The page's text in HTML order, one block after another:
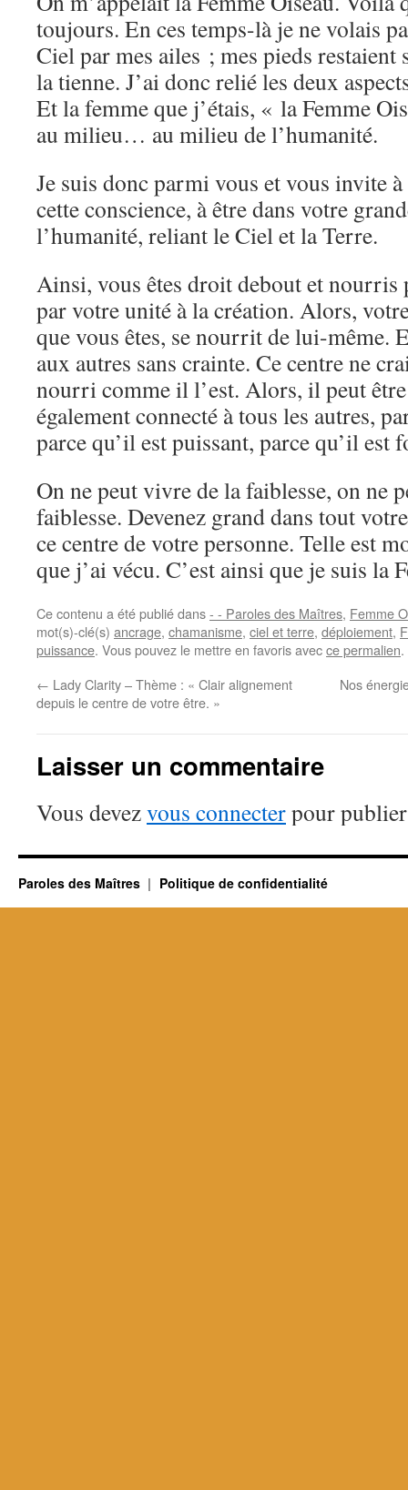
toujours. En ces temps-là je ne volais
Ciel par mes ailes ; mes pieds
la tienne. J’ai donc relié les deux
Et la femme que j’étais, « la Femme
au milieu… au milieu de l’humanité.
Je suis donc parmi vous et vous invite
cette conscience, à être dans votre
l’humanité, reliant le Ciel et la Terre.
Ainsi, vous êtes droit debout et
par votre unité à la création. Alors,
que vous êtes, se nourrit de lui-même.
aux autres sans crainte. Ce centre ne
nourri comme il l’est. Alors, il peut
également connecté à tous les autres,
parce qu’il est puissant, parce qu’il est
On ne peut vivre de la faiblesse, on ne
faiblesse. Devenez grand dans tout
ce centre de votre personne. Telle est
que j’ai vécu. C’est ainsi que je suis la
Ce contenu a été publié dans- - Paroles des Maîtres, Femme
mot(s)-clé(s) ancrage, chamanisme, ciel et terre, déploiement,
puissance. Vous pouvez le mettre en favoris avecce permalien.
← Lady Clarity – Thème : « Clair alignement
depuis le centre de votre être. »
Nos
Laisser un commentaire
Vous devezvous connecterpour
Paroles des Maîtres Politique de confidentialité